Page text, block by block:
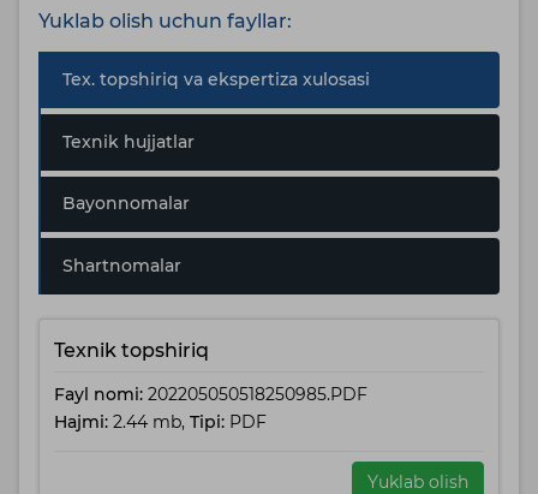
Yuklab olish uchun fayllar:
Tex. topshiriq va ekspertiza xulosasi
Texnik hujjatlar
Bayonnomalar
Shartnomalar
Texnik topshiriq
Fayl nomi: 202205050518250985.PDF
Hajmi: 2.44 mb, Tipi: PDF
Yuklab olish